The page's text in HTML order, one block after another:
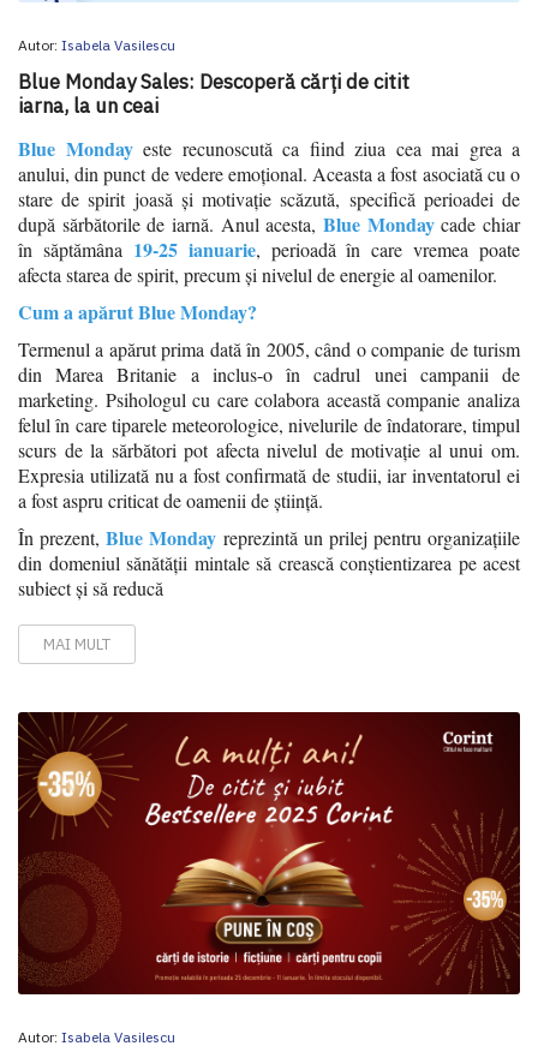
Autor: Isabela Vasilescu
Blue Monday Sales: Descoperă cărți de citit
iarna, la un ceai
Blue Monday este recunoscută ca fiind ziua cea mai grea a
anului, din punct de vedere emoțional. Aceasta a fost asociată cu o
stare de spirit joasă și motivație scăzută, specifică perioadei de
după sărbătorile de iarnă. Anul acesta, Blue Mondaycade chiar
în săptămâna 19-25 ianuarie, perioadă în care vremea poate
afecta starea de spirit, precum și nivelul de energie al oamenilor.
Cum a apărut Blue Monday?
Termenul a apărut prima dată în 2005, când o companie de turism
din Marea Britanie a inclus-o în cadrul unei campanii de
marketing. Psihologul cu care colabora această companie analiza
felul în care tiparele meteorologice, nivelurile de îndatorare, timpul
scurs de la sărbători pot afecta nivelul de motivație al unui om.
Expresia utilizată nu a fost confirmată de studii, iar inventatorul ei
a fost aspru criticat de oamenii de știință.
În prezent,Blue Monday reprezintă un prilej pentru organizațiile
din domeniul sănătății mintale să crească conștientizarea pe acest
subiect și să reducă
MAI MULT
Autor: Isabela Vasilescu